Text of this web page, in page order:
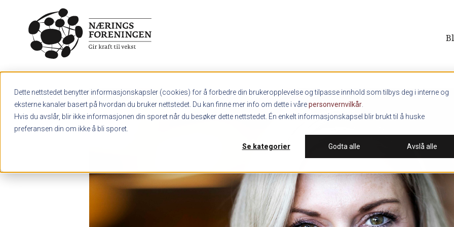
Dette nettstedet benytter informasjonskapsler (cookies) for å forbedre din brukeropplevelse og tilpasse innhold som tilbys deg i interne og
eksterne kanaler basert på hvordan du bruker nettstedet. Du kan finne mer info om dette i vårepersonvernvilkår
Hvis du avslår, blir ikke informasjonen din sporet når du besøker dette nettstedet. Én enkelt informasjonskapsel blir brukt til å huske
preferansen din om ikke å bli sporet.
Se kategorier Godta alle Avslå alle